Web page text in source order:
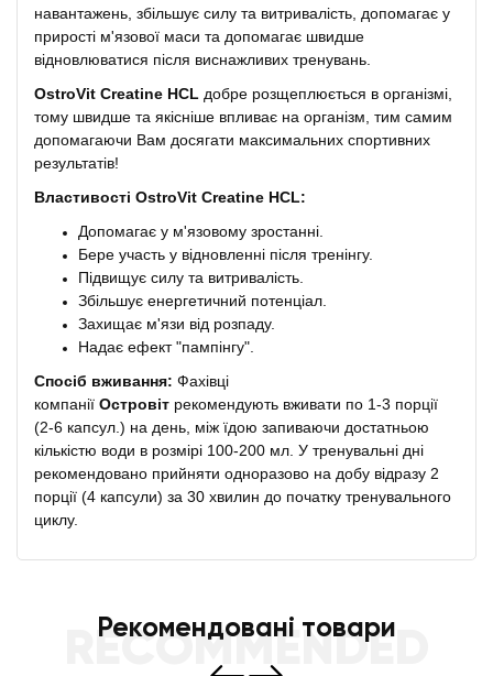
навантажень, збільшує силу та витривалість, допомагає у
прирості м'язової маси та допомагає швидше
відновлюватися після виснажливих тренувань.
OstroVit Creatine HCL добре розщеплюється в організмі,
тому швидше та якісніше впливає на організм, тим самим
допомагаючи Вам досягати максимальних спортивних
результатів!
Властивості OstroVit Creatine HCL:
Допомагає у м'язовому зростанні.
Бере участь у відновленні після тренінгу.
Підвищує силу та витривалість.
Збільшує енергетичний потенціал.
Захищає м'язи від розпаду.
Надає ефект "пампінгу".
Спосіб вживання: Фахівці
компанії Островіт рекомендують вживати по 1-3 порції
(2-6 капсул.) на день, між їдою запиваючи достатньою
кількістю води в розмірі 100-200 мл. У тренувальні дні
рекомендовано прийняти одноразово на добу відразу 2
порції (4 капсули) за 30 хвилин до початку тренувального
циклу.
RECOMMENDED
Рекомендовані товари